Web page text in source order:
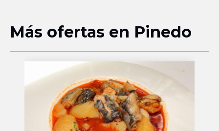
Más ofertas en Pinedo